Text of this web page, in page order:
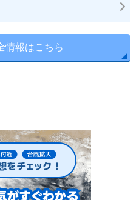
情報はこちら